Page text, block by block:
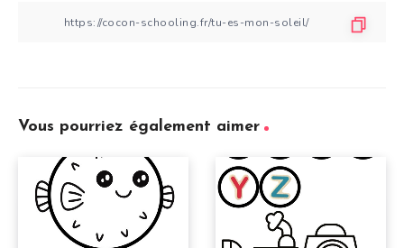
Vous pourriez également aimer